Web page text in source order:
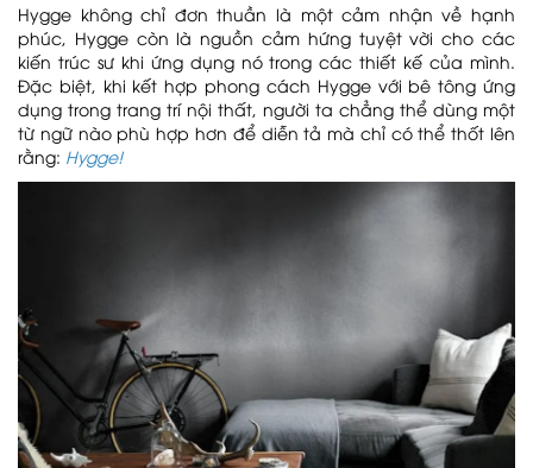
Hygge không chỉ đơn thuần là một cảm nhận về hạnh
phúc, Hygge còn là nguồn cảm hứng tuyệt vời cho các
kiến trúc sư khi ứng dụng nó trong các thiết kế của mình.
Đặc biệt, khi kết hợp phong cách Hygge với bê tông ứng
dụng trong trang trí nội thất, người ta chẳng thể dùng một
từ ngữ nào phù hợp hơn để diễn tả mà chỉ có thể thốt lên
rằng: Hygge!